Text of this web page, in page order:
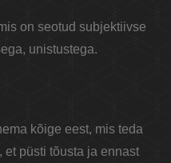
on seotud subjektiivse
unistustega.
kõige eest, mis teda
et püsti tõusta ja ennast